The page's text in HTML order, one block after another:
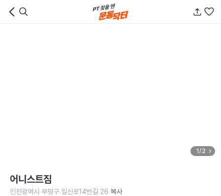
1/2
어니스트짐
인천광역시 부평구 일신로14번길 26 복사